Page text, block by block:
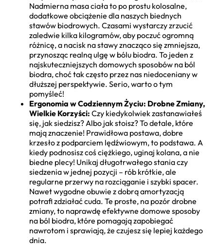
Nadmierna masa ciała to po prostu kolosalne,
dodatkowe obciążenie dla naszych biednych
stawów biodrowych. Czasami wystarczy zrzucić
zaledwie kilka kilogramów, aby poczuć ogromną
różnicę, a nacisk na stawy znacząco się zmniejsza,
przynosząc realną ulgę w bólu biodra. To jeden z
najskuteczniejszych domowych sposobów na ból
biodra, choć tak często przez nas niedoceniany w
dłuższej perspektywie. Serio, warto o tym
pomyśleć!
Ergonomia w Codziennym Życiu: Drobne Zmiany,
Wielkie Korzyści: Czy kiedykolwiek zastanawiałeś
się, jak siedzisz? Albo jak stoisz? To detale, które
mają znaczenie! Prawidłowa postawa, dobre
krzesło z podparciem lędźwiowym, to podstawa. A
kiedy podnosisz coś ciężkiego, uginaj kolana, a nie
biedne plecy! Unikaj długotrwałego stania czy
siedzenia w jednej pozycji – rób krótkie, ale
regularne przerwy na rozciąganie i szybki spacer.
Nawet wygodne obuwie z dobrą amortyzacją
potrafi zdziałać cuda. Te proste, na pozór drobne
zmiany, to naprawdę efektywne domowe sposoby
na ból biodra, które pomagają zapobiegać
nawrotom i sprawiają, że czujesz się lepiej każdego
dnia.